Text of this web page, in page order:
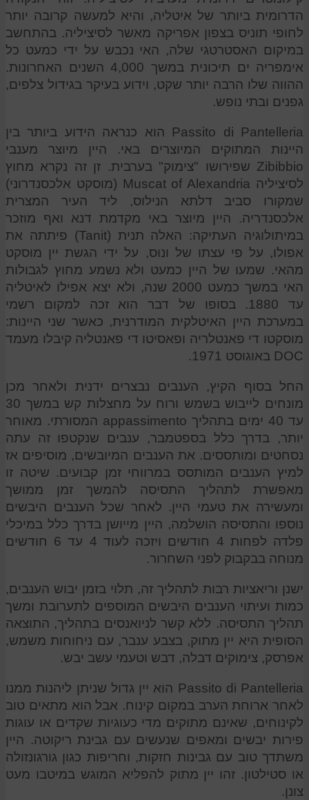
הדרומית ביותר של איטליה, והיא למעשה קרובה יותר
לחופי תוניס בצפון אפריקה מאשר לסיציליה. בהתחשב
במיקום האסטרטגי שלה, האי נכבש על ידי כמעט כל
אימפריה ים תיכונית במשך 4,000 השנים האחרונות.
ההווה שלו הרבה יותר שקט, וידוע בעיקר בגידול צלפים,
גפנים ובתי נופש.
Passito di Pantelleria הוא כנראה הידוע ביותר בין
היינות המתוקים המיוצרים באי. היין מיוצר מענבי
Zibibbio שפירושו "צימוק" בערבית. זן זה נקרא מחוץ
לסיציליה Muscat of Alexandria (מוסקט אלכסנדרוני)
שמקורו סביב דלתא הנילוס, ליד העיר המצרית
אלכסנדריה. היין מיוצר באי מקדמת דנא ואף מוזכר
במיתולוגיה העתיקה: האלה תנית (Tanit) פיתתה את
אפולו, על פי עצתו של ונוס, על ידי הגשת יין מוסקט
מהאי. שמעו של היין כמעט ולא נשמע מחוץ לגבולות
האי במשך כמעט 2000 שנה, ולא יצא אפילו לאיטליה
עד 1880. בסופו של דבר הוא זכה למקום רשמי
במערכת היין האיטלקית המודרנית, כאשר שני היינות:
מוסקטו די פאנטלריה ופאסיטו די פאנטליה קיבלו מעמד
DOC באוגוסט 1971.
החל בסוף הקיץ, הענבים נבצרים ידנית ולאחר מכן
מונחים לייבוש בשמש ורוח על מחצלות קש במשך 30
עד 40 ימים בתהליך appassimento המסורתי. מאוחר
יותר, בדרך כלל בספטמבר, ענבים שנקטפו זה עתה
נסחטים ומותססים. את הענבים המיובשים, מוסיפים אז
למיץ הענבים המותסס במרווחי זמן קבועים. שיטה זו
מאפשרת לתהליך התסיסה להמשך זמן ממושך
ומעשירה את טעמי היין. לאחר שכל הענבים היבשים
נוספו והתסיסה הושלמה, היין מייושן בדרך כלל במיכלי
פלדה לפחות 4 חודשים ויזכה לעוד 4 עד 6 חודשים
מנוחה בבקבוק לפני השחרור.
ישנן וריאציות רבות לתהליך זה, תלוי בזמן יבוש הענבים,
כמות ועיתוי הענבים היבשים המוספים לתערובת ומשך
תהליך התסיסה. ללא קשר לניואנסים בתהליך, התוצאה
הסופית היא יין מתוק, בצבע ענבר, עם ניחוחות משמש,
אפרסק, צימוקים דבלה, דבש וטעמי עשב יבש.
Passito di Pantelleria הוא יין גדול שניתן ליהנות ממנו
לאחר ארוחת הערב במקום קינוח. אבל הוא מתאים טוב
לקינוחים, שאינם מתוקים מדי כעוגיות שקדים או עוגות
פירות יבשים ומאפים שנעשים עם גבינת ריקוטה. היין
משתדך טוב עם גבינות חזקות, וחריפות כגון גורגונזולה
או סטילטון. זהו יין מתוק להפליא המוגש במיטבו מעט
צונן.